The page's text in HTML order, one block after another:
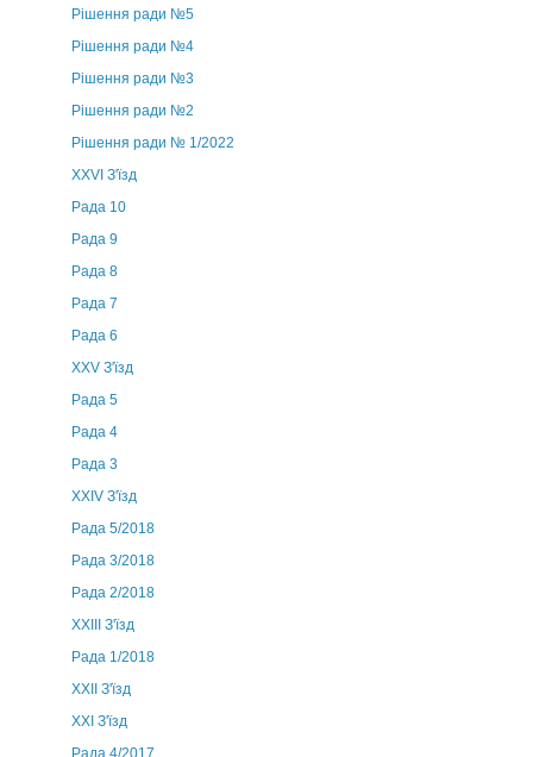
Рішення ради №5
Рішення ради №4
Рішення ради №3
Рішення ради №2
Рішення ради № 1/2022
XXVI З'їзд
Рада 10
Рада 9
Рада 8
Рада 7
Рада 6
XXV З'їзд
Рада 5
Рада 4
Рада 3
ХХIV З'їзд
Рада 5/2018
Рада 3/2018
Рада 2/2018
XXIII З'їзд
Рада 1/2018
ХХІІ З'їзд
XXI З'їзд
Рада 4/2017